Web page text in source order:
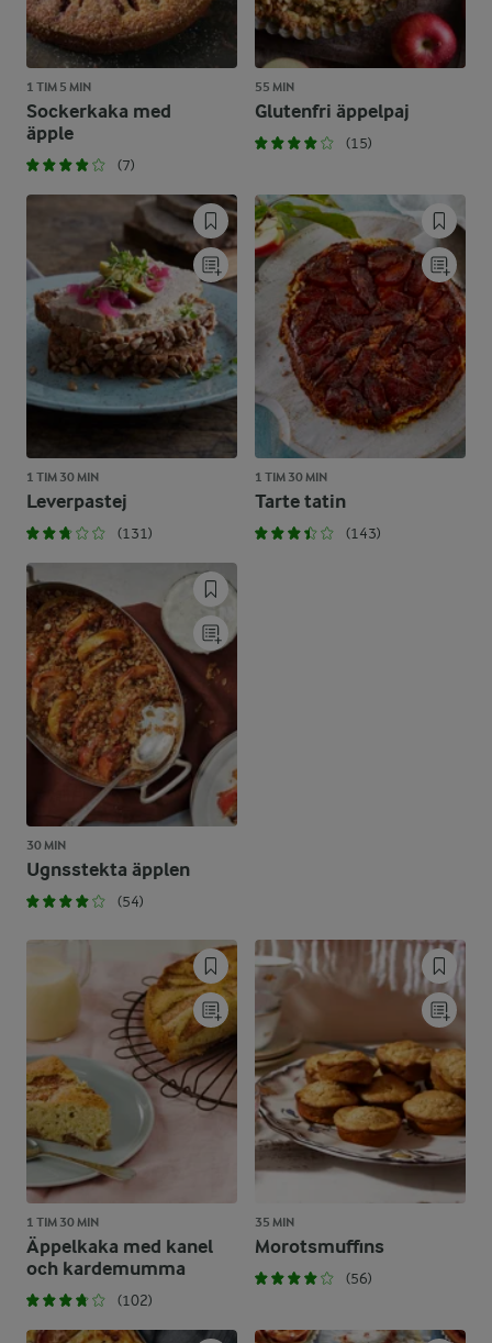
1 TIM 5 MIN
Sockerkaka med
äpple
(7)
55 MIN
Glutenfri äppelpaj
(15)
1 TIM 30 MIN
Leverpastej
(131)
1 TIM 30 MIN
Tarte tatin
(143)
30 MIN
Ugnsstekta äpplen
(54)
1 TIM 30 MIN
Äppelkaka med kanel
och kardemumma
(102)
35 MIN
Morotsmuffins
(56)